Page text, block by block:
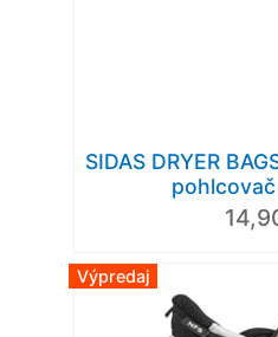
SIDAS DRYER
Výpredaj